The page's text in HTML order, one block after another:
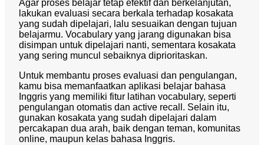
Agar proses belajar tetap efektif dan berkelanjutan,
lakukan evaluasi secara berkala terhadap kosakata
yang sudah dipelajari, lalu sesuaikan dengan tujuan
belajarmu. Vocabulary yang jarang digunakan bisa
disimpan untuk dipelajari nanti, sementara kosakata
yang sering muncul sebaiknya diprioritaskan.
Untuk membantu proses evaluasi dan pengulangan,
kamu bisa memanfaatkan aplikasi belajar bahasa
Inggris yang memiliki fitur latihan vocabulary, seperti
pengulangan otomatis dan active recall. Selain itu,
gunakan kosakata yang sudah dipelajari dalam
percakapan dua arah, baik dengan teman, komunitas
online, maupun kelas bahasa Inggris.